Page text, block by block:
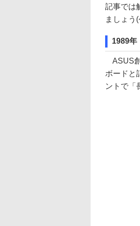
記事では
ましょう
1989年
ASUS
ボードと
ントで「